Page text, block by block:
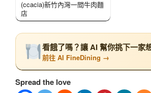
(ccacia)新竹內灣一間牛肉麵
店
看餓了嗎？讓 AI 幫你挑下一家
前往 AI FineDining →
Spread the love